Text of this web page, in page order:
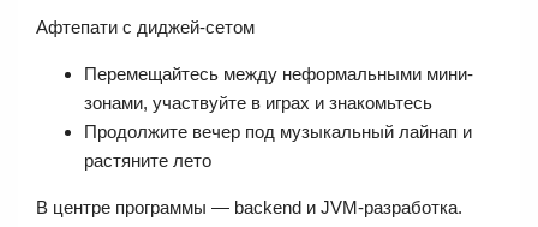
Афтепати с диджей-сетом
Перемещайтесь между неформальными мини-
зонами, участвуйте в играх и знакомьтесь
Продолжите вечер под музыкальный лайнап и
растяните лето
В центре программы — backend и JVM-разработка.